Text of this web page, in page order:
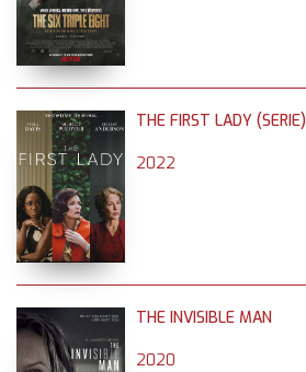
THE FIRST LADY (SERIE)
2022
THE INVISIBLE MAN
2020